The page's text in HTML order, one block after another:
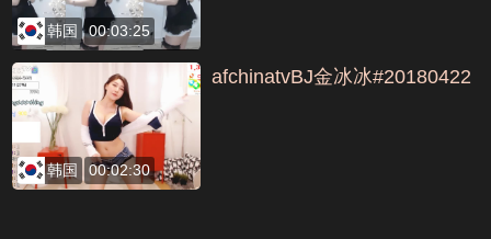
韩国 00:03:25
韩国 00:02:30
afchinatvBJ金冰冰#20180422